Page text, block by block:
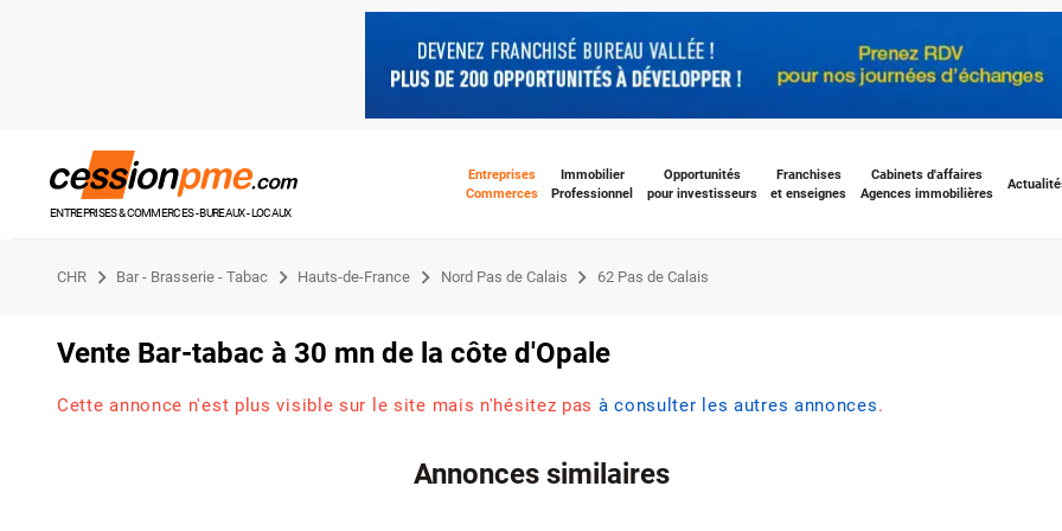
ENTREPRISES & COMMERCES - BUREAUX - LOCAUX
Entreprises
Commerces
Immobilier
Professionnel
Opportunités
pour investisseurs
Franchises
et enseignes
Cabinets d'affaires
Agences immobilières
CHR Bar - Brasserie - Tabac Hauts-de-France Nord Pas de Calais 62 Pas de Calais
Vente Bar-tabac à 30 mn de la côte d'Opale
Cette annonce n'est plus visible sur le site mais n'hésitez pas à consulter les autres annonces.
Annonces similaires